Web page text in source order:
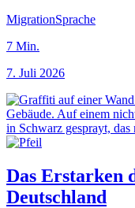
MigrationSprache
7 Min.
7. Juli 2026
Das Erstarken
Deutschland